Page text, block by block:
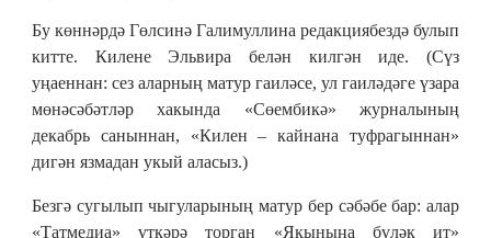
Бу көннәрдә Гөлсинә Галимуллина редакциябездә булып
китте. Килене Эльвира белән килгән иде. (Сүз
уңаеннан: сез аларның матур гаиләсе, ул гаиләдәге үзара
мөнәсәбәтләр хакында «Сөембикә» журналының
декабрь саныннан, «Килен – кайнана туфрагыннан»
дигән язмадан укый аласыз.)
Безгә сугылып чыгуларының матур бер сәбәбе бар: алар
«Татмедиа» үткәрә торган «Якыныңа бүләк ит»